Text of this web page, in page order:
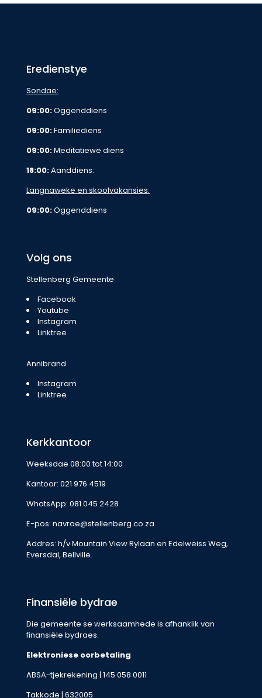
Eredienstye
Sondae:
09:00:Oggenddiens
09:00:Familiediens
09:00:Meditatiewe diens
18:00:Aanddiens:
Langnaweke en skoolvakansies:
09:00:Oggenddiens
Volg ons
Stellenberg Gemeente
Facebook
Youtube
Instagram
Linktree
Annibrand
Instagram
Linktree
Kerkkantoor
Weeksdae 08:00 tot 14:00
Kantoor: 021 976 4519
WhatsApp: 081 045 2428
E-pos: navrae@stellenberg.co.za
Addres: h/v Mountain View Rylaan en Edelweiss Weg,
Eversdal, Bellville.
Finansiële bydrae
Die gemeente se werksaamhede is afhanklik van
finansiële bydraes.
Elektroniese oorbetaling
ABSA-tjekrekening | 145 058 0011
Takkode | 632005